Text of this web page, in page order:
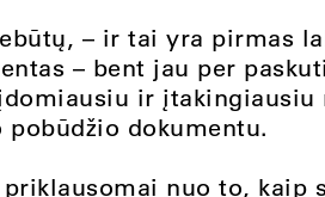
– ir tai yra pirmas
– bent jau per
ir
pobūdžio dokumentu.
nuo to, kaip